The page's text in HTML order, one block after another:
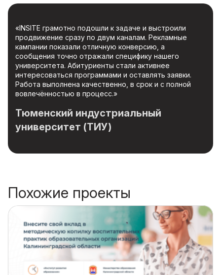
«INSITE грамотно подошли к задаче и выстроили
продвижение сразу по двум каналам. Рекламные
кампании показали отличную конверсию, а
сообщения точно отражали специфику нашего
университета. Абитуриенты стали активнее
интересоваться программами и оставлять заявки.
Работа выполнена качественно, в срок и с полной
вовлечённостью в процесс.»
Тюменский индустриальный
университет (ТИУ)
Похожие проекты